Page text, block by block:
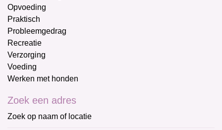
Opvoeding
Praktisch
Probleemgedrag
Recreatie
Verzorging
Voeding
Werken met honden
Zoek een adres
Zoek op naam of locatie